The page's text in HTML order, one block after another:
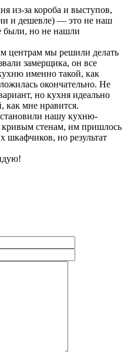
из-за короба и выступов,
и дешевле) — это не наш
были, но не нашли
центрам мы решили делать
замерщика, он все
именно такой, как
окончательно. Не
но кухня идеально
как мне нравится.
нашу кухню-
кривым стенам, им пришлось
шкафчиков, но результат